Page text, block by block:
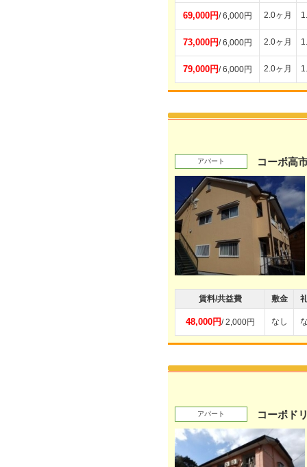
69,000円/ 6,000円 2.0ヶ月
73,000円/ 6,000円 2.0ヶ月
79,000円/ 6,000円 2.0ヶ月
アパート コーポ高
賃料/共益費 敷金
48,000円/ 2,000円 なし
アパート コーポド